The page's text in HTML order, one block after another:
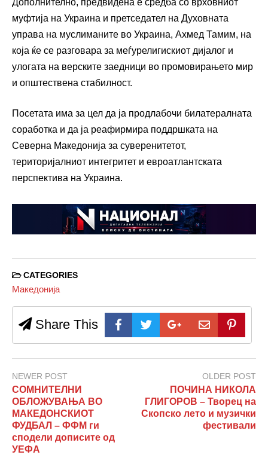
муфтија на Украина и претседател на Духовната
управа на муслиманите во Украина, Ахмед Тамим, на
која ќе се разговара за меѓурелигискиот дијалог и
улогата на верските заедници во промовирањето мир
и општествена стабилност.
Посетата има за цел да ја продлабочи билатералната
соработка и да ја реафирмира поддршката на
Северна Македонија за суверенитетот,
територијалниот интегритет и евроатлантската
перспектива на Украина.
CATEGORIES
Македонија
Share This
NEWER POST
СОМНИТЕЛНИ
ОБЛОЖУВАЊА ВО
МАКЕДОНСКИОТ
ФУДБАЛ – ФФМ ги
сподели дописите од
УЕФА
OLDER POST
ПОЧИНА НИКОЛА
ГЛИГОРОВ – Творец на
Скопско лето и музички
фестивали